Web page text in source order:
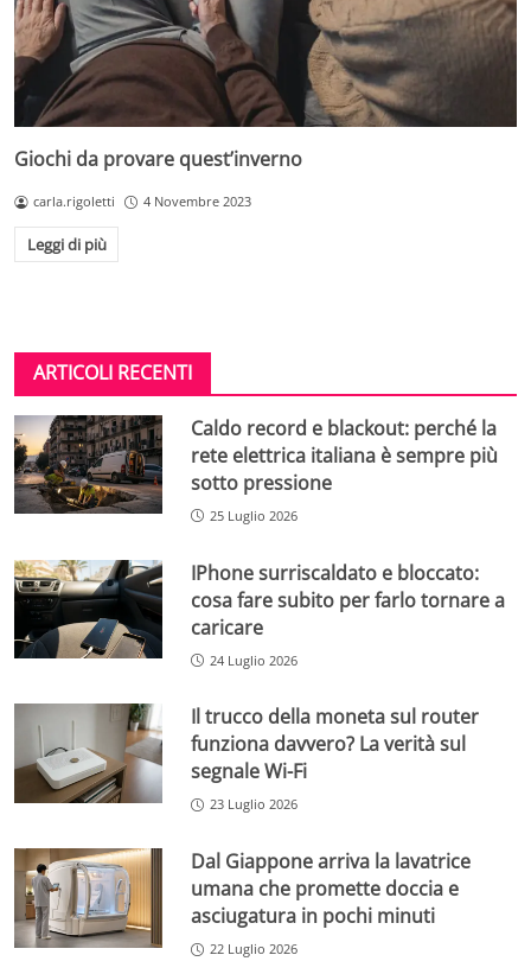
Giochi da provare quest’inverno
carla.rigoletti 4 Novembre 2023
Leggi di più
ARTICOLI RECENTI
Caldo record e blackout: perché la
rete elettrica italiana è sempre più
sotto pressione
25 Luglio 2026
IPhone surriscaldato e bloccato:
cosa fare subito per farlo tornare a
caricare
24 Luglio 2026
Il trucco della moneta sul router
funziona davvero? La verità sul
segnale Wi-Fi
23 Luglio 2026
Dal Giappone arriva la lavatrice
umana che promette doccia e
asciugatura in pochi minuti
22 Luglio 2026